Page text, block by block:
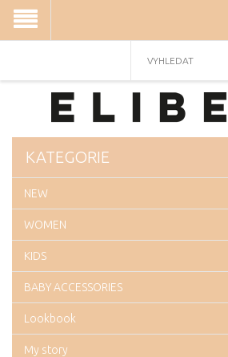
KATEGORIE
NEW
WOMEN
KIDS
BABY ACCESSORIES
Lookbook
My story